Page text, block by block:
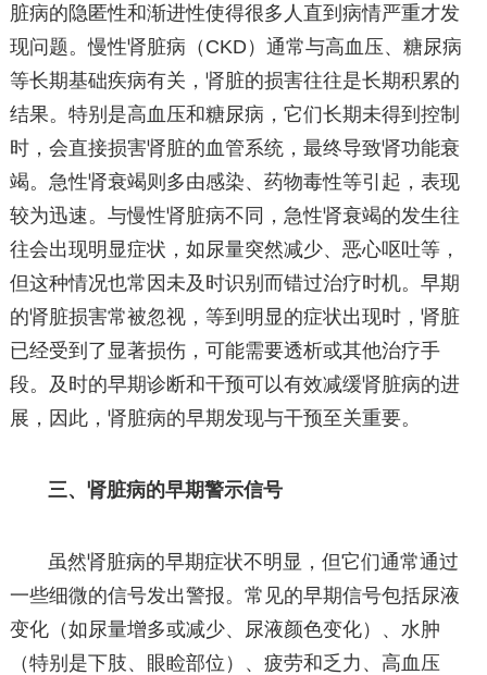
脏病的隐匿性和渐进性使得很多人直到病情严重才发
现问题。慢性肾脏病（CKD）通常与高血压、糖尿病
等长期基础疾病有关，肾脏的损害往往是长期积累的
结果。特别是高血压和糖尿病，它们长期未得到控制
时，会直接损害肾脏的血管系统，最终导致肾功能衰
竭。急性肾衰竭则多由感染、药物毒性等引起，表现
较为迅速。与慢性肾脏病不同，急性肾衰竭的发生往
往会出现明显症状，如尿量突然减少、恶心呕吐等，
但这种情况也常因未及时识别而错过治疗时机。早期
的肾脏损害常被忽视，等到明显的症状出现时，肾脏
已经受到了显著损伤，可能需要透析或其他治疗手
段。及时的早期诊断和干预可以有效减缓肾脏病的进
展，因此，肾脏病的早期发现与干预至关重要。
三、肾脏病的早期警示信号
虽然肾脏病的早期症状不明显，但它们通常通过
一些细微的信号发出警报。常见的早期信号包括尿液
变化（如尿量增多或减少、尿液颜色变化）、水肿
（特别是下肢、眼睑部位）、疲劳和乏力、高血压